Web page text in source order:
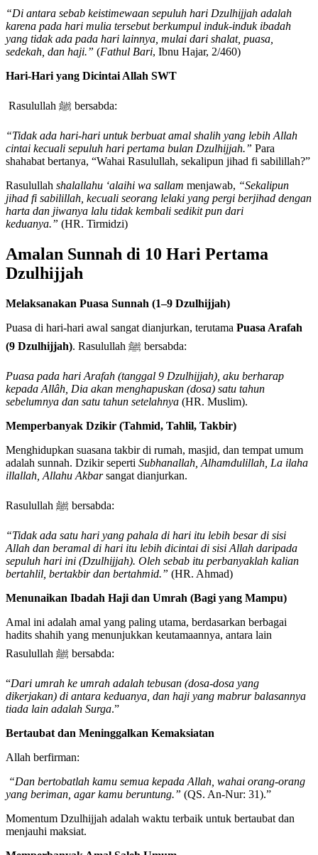
“Di antara sebab keistimewaan sepuluh hari Dzulhijjah adalah
karena pada hari mulia tersebut berkumpul induk-induk ibadah
yang tidak ada pada hari lainnya, mulai dari shalat, puasa,
sedekah, dan haji.” (Fathul Bari, Ibnu Hajar, 2/460)
Hari-Hari yang Dicintai Allah SWT
Rasulullah ﷺ bersabda:
“Tidak ada hari-hari untuk berbuat amal shalih yang lebih Allah
cintai kecuali sepuluh hari pertama bulan Dzulhijjah.” Para
shahabat bertanya, “Wahai Rasulullah, sekalipun jihad fi sabilillah?”
Rasulullah shalallahu ‘alaihi wa sallam menjawab, “Sekalipun
jihad fi sabilillah, kecuali seorang lelaki yang pergi berjihad dengan
harta dan jiwanya lalu tidak kembali sedikit pun dari
keduanya.” (HR. Tirmidzi)
Amalan Sunnah di 10 Hari Pertama
Dzulhijjah
Melaksanakan Puasa Sunnah (1–9 Dzulhijjah)
Puasa di hari-hari awal sangat dianjurkan, terutama Puasa Arafah
(9 Dzulhijjah)
. Rasulullah ﷺ bersabda:
Puasa pada hari Arafah (tanggal 9 Dzulhijjah), aku berharap
kepada Allâh, Dia akan menghapuskan (dosa) satu tahun
sebelumnya dan satu tahun setelahnya (HR. Muslim).
Memperbanyak Dzikir (Tahmid, Tahlil, Takbir)
Menghidupkan suasana takbir di rumah, masjid, dan tempat umum
adalah sunnah. Dzikir seperti Subhanallah, Alhamdulillah, La ilaha
illallah, Allahu Akbarsangat dianjurkan.
Rasulullah ﷺ bersabda:
“Tidak ada satu hari yang pahala di hari itu lebih besar di sisi
Allah dan beramal di hari itu lebih dicintai di sisi Allah daripada
sepuluh hari ini (Dzulhijjah). Oleh sebab itu perbanyaklah kalian
bertahlil, bertakbir dan bertahmid.” (HR. Ahmad)
Menunaikan Ibadah Haji dan Umrah (Bagi yang Mampu)
Amal ini adalah amal yang paling utama, berdasarkan berbagai
hadits shahih yang menunjukkan keutamaannya, antara lain
Rasulullah ﷺ bersabda:
“Dari umrah ke umrah adalah tebusan (dosa-dosa yang
dikerjakan) di antara keduanya, dan haji yang mabrur balasannya
tiada lain adalah Surga.”
Bertaubat dan Meninggalkan Kemaksiatan
Allah berfirman:
“Dan bertobatlah kamu semua kepada Allah, wahai orang-orang
yang beriman, agar kamu beruntung.” (QS. An-Nur: 31).”
Momentum Dzulhijjah adalah waktu terbaik untuk bertaubat dan
menjauhi maksiat.